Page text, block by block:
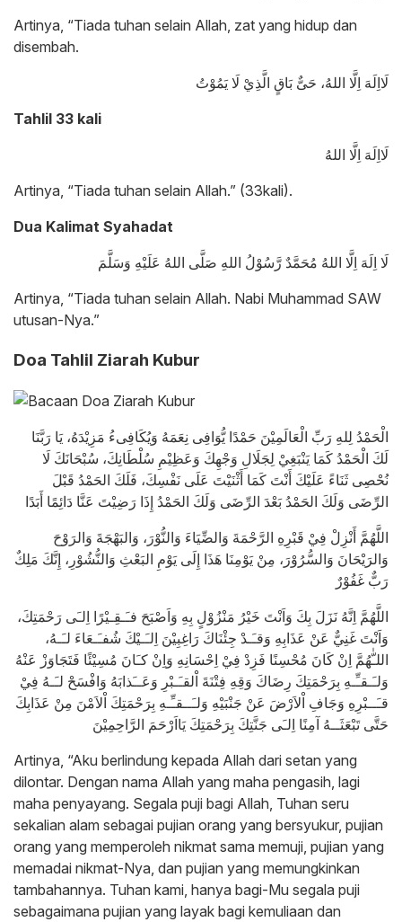
Artinya, “Tiada tuhan selain Allah, zat yang hidup dan
disembah.
لَااِلَهَ اِلَّا اللهُ، حَىٌّ بَاقٍ الَّذِيْ لَا يَمُوْتُ
Tahlil 33 kali
لَااِلَهَ اِلَّا اللهُ
Artinya, “Tiada tuhan selain Allah.” (33kali).
Dua Kalimat Syahadat
لَا اِلَهَ اِلَّا اللهُ مُحَمَّدٌ رَّسُوْلُ اللهِ صَلَّى اللهُ عَلَيْهِ وَسَلَّمَ
Artinya, “Tiada tuhan selain Allah. Nabi Muhammad SAW
utusan-Nya.”
Doa Tahlil Ziarah Kubur
الْحَمْدُ لِلهِ رَبِّ الْعَالَمِيْنَ حَمْدًا يُّوَافِى نِعَمَهُ وَيُكَافِىءُ مَزِيْدَهُ، يَا رَبَّنَا
لَكَ الْحَمْدُ كَمَا يَنْبَغِيْ لِجَلَالِ وَجْهِكَ وَعَظِيْمِ سُلْطَانِكَ، سُبْحَانَكَ لَا
نُحْصِى ثَنَاءً عَلَيْكَ أَنْتَ كَمَا أَثْنَيْتَ عَلَى نَفْسِكَ، فَلَكَ الحَمْدُ قَبْلَ
الرِّضَى وَلَكَ الحَمْدُ بَعْدَ الرِّضَى وَلَكَ الحَمْدُ إِذَا رَضِيْتَ عَنَّا دَائِمًا أَبَدًا
اللَّهُمَّ أَنْزِلْ فِيْ قَبْرِهِ الرَّحْمَةَ وَالضِّيَاءَ وَالنُّوْرَ، وَالبَهْجَةَ وَالرَوْحَ
وَالرَيْحَانَ وَالسُّرُوْرَ، مِنْ يَوْمِنَا هَذَا إِلَى يَوْمِ البَعْثِ وَالنُّشُوْرِ، إِنَّكَ مَلِكٌ
رَبٌّ غَفُوْرٌ
اللَّهُمَّ اِنَّهُ نَزَلَ بِكَ وَاَنْتَ خَيْرُ مَنْزُوْلٍ بِهِ وَاَصْبَحَ فـَـقِـيْرًا اِلـَى رَحْمَتِكَ،
وَاَنْتَ غَنِيٌّ عَنْ عَذَابِهِ وَقـَـدْ جِئْنَاكَ رَاغِبِيْنَ اِلـَـيْكَ شُفـَـعَاءَ لـَـهُ،
اللـّٰهُمَّ اِنْ كَانَ مُحْسِنًا فَزِدْ فِيْ اِحْسَانِهِ وَاِنْ كـَانَ مُسِيْئًا فَتَجَاوَزْ عَنْهُ
وَلـَـقـِّـهِ بِرَحْمَتِكَ رِضَاكَ وَقِهِ فِتْنَةَ اْلقـَـبْرِ وَعَــَذابَهُ وَافْسَحْ لـَـهُ فِيْ
قـَــبْرِهِ وَجَافِ اْلاَرْضَ عَنْ جَنْبَيْهِ وَلـَــقـِّـهِ بِرَحْمَتِكَ اْلاَمْنَ مِنْ عَذَابِكَ
حَتَّى تَبْعَثَــهُ آمِنًا اِلـَى جَنَّتِكَ بِرَحْمَتِكَ يَااَرْحَمَ الرَّاحِمِيْنَ
Artinya, “Aku berlindung kepada Allah dari setan yang
dilontar. Dengan nama Allah yang maha pengasih, lagi
maha penyayang. Segala puji bagi Allah, Tuhan seru
sekalian alam sebagai pujian orang yang bersyukur, pujian
orang yang memperoleh nikmat sama memuji, pujian yang
memadai nikmat-Nya, dan pujian yang memungkinkan
tambahannya. Tuhan kami, hanya bagi-Mu segala puji
sebagaimana pujian yang layak bagi kemuliaan dan